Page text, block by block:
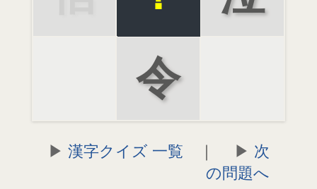
令
漢字クイズ 一覧 ｜
次
の問題へ